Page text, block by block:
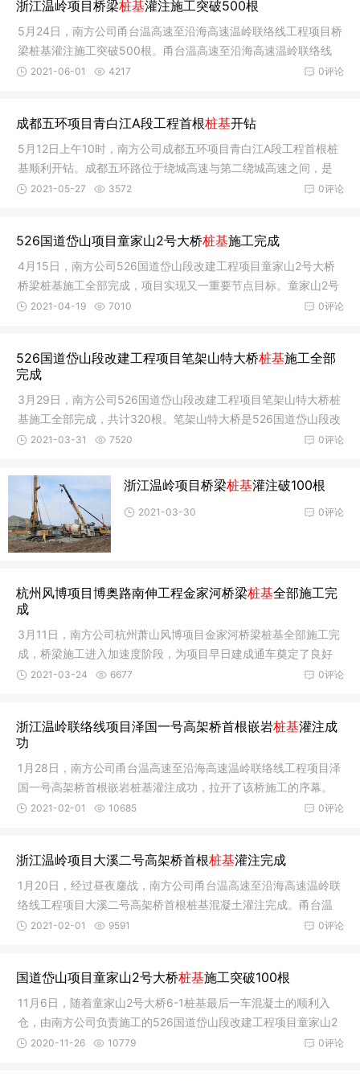
浙江温岭项目桥梁桩基灌注施工突破500根
5月24日，南方公司甬台温高速至沿海高速温岭联络线工程项目桥
梁桩基灌注施工突破500根。甬台温高速至沿海高速温岭联络线
起于台
0评论
2021-06-01 4217
成都五环项目青白江A段工程首根桩基开钻
5月12日上午10时，南方公司成都五环项目青白江A段工程首根桩
基顺利开钻。成都五环路位于绕城高速与第二绕城高速之间，是
成都市
0评论
2021-05-27 3572
526国道岱山项目童家山2号大桥桩基施工完成
4月15日，南方公司526国道岱山段改建工程项目童家山2号大桥
桥梁桩基施工全部完成，项目实现又一重要节点目标。童家山2号
大桥是
0评论
2021-04-19 7010
526国道岱山段改建工程项目笔架山特大桥桩基施工全部
完成
3月29日，南方公司526国道岱山段改建工程项目笔架山特大桥桩
基施工全部完成，共计320根。笔架山特大桥是526国道岱山段改
建工程项
0评论
2021-03-31 7520
浙江温岭项目桥梁桩基灌注破100根
0评论
2021-03-30
杭州风博项目博奥路南伸工程金家河桥梁桩基全部施工完
成
3月11日，南方公司杭州萧山风博项目金家河桥梁桩基全部施工完
成，桥梁施工进入加速度阶段，为项目早日建成通车奠定了良好
的基础
0评论
2021-03-24 6677
浙江温岭联络线项目泽国一号高架桥首根嵌岩桩基灌注成
功
1月28日，南方公司甬台温高速至沿海高速温岭联络线工程项目泽
国一号高架桥首根嵌岩桩基灌注成功，拉开了该桥施工的序幕。
甬台温
0评论
2021-02-01 10685
浙江温岭项目大溪二号高架桥首根桩基灌注完成
1月20日，经过昼夜鏖战，南方公司甬台温高速至沿海高速温岭联
络线工程项目大溪二号高架桥首根桩基混凝土灌注完成。甬台温
高速至
0评论
2021-02-01 9591
国道岱山项目童家山2号大桥桩基施工突破100根
11月6日，随着童家山2号大桥6-1桩基最后一车混凝土的顺利入
仓，由南方公司负责施工的526国道岱山段改建工程项目童家山2
号大桥突
0评论
2020-11-26 10779